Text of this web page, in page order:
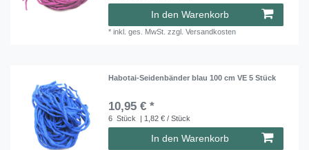
In den Warenkorb
*inkl. ges. MwSt. zzgl.Versandkosten
Habotai-Seidenbänder blau 100 cm VE 5 Stück
10,95 € *
6 Stück | 1,82 € / Stück
In den Warenkorb